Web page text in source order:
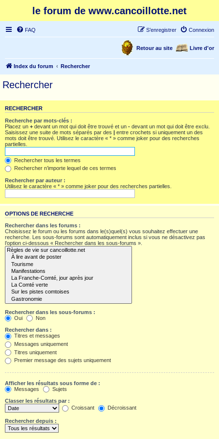
le forum de www.cancoillotte.net
FAQ Connexion
S’enregistrer
Livre d'or
Retour au site
Index du forum Rechercher
Rechercher
RECHERCHER
Recherche par mots-clés :
Placez un + devant un mot qui doit être trouvé et un - devant un mot qui doit être exclu.
Saisissez une suite de mots séparés par des | entre crochets si uniquement un des
mots doit être trouvé. Utilisez le caractère « * » comme joker pour des recherches
partielles.
Rechercher tous les termes
Rechercher n’importe lequel de ces termes
Rechercher par auteur :
Utilisez le caractère « * » comme joker pour des recherches partielles.
OPTIONS DE RECHERCHE
Rechercher dans les forums :
Choisissez le forum ou les forums dans le(s)quel(s) vous souhaitez effectuer une
recherche. Les sous-forums sont automatiquement inclus si vous ne désactivez pas
l’option ci-dessous « Rechercher dans les sous-forums ».
Rechercher dans les sous-forums :
Oui
Non
Rechercher dans :
Titres et messages
Messages uniquement
Titres uniquement
Premier message des sujets uniquement
Afficher les résultats sous forme de :
Messages
Sujets
Classer les résultats par :
Croissant
Décroissant
Rechercher depuis :